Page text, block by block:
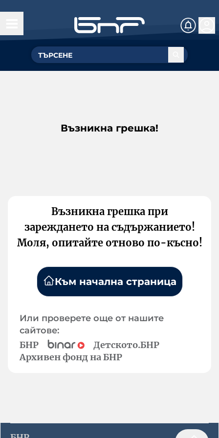
Възникна грешка!
Възникна грешка при
зареждането на съдържанието!
Моля, опитайте отново по-късно!
Към начална страница
Или проверете още от нашите
сайтове:
БНР
Детското.БНР
Архивен фонд на БНР